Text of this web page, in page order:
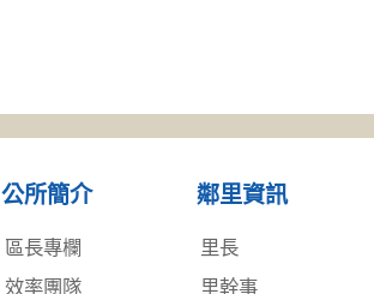
公所簡介
區長專欄
效率團隊
鄰里資訊
里長
里幹事